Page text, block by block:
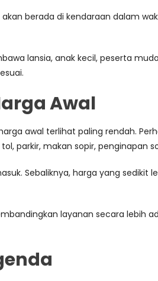
berada di kendaraan dalam
lansia, anak kecil, peserta
Awal
awal terlihat paling rendah.
parkir, makan sopir, penginapan
Sebaliknya, harga yang sedikit
layanan secara lebih